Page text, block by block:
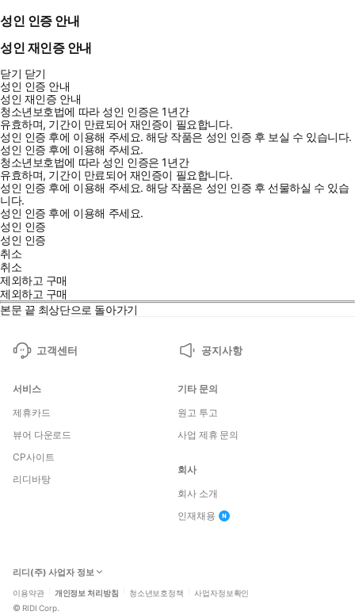
성인 인증 안내
성인 재인증 안내
닫기 닫기
성인 인증 안내
성인 재인증 안내
청소년보호법에 따라 성인 인증은 1년간
유효하며, 기간이 만료되어 재인증이 필요합니다.
성인 인증 후에 이용해 주세요.해당 작품은 성인 인증 후 보실 수 있습니다.
성인 인증 후에 이용해 주세요.
청소년보호법에 따라 성인 인증은 1년간
유효하며, 기간이 만료되어 재인증이 필요합니다.
성인 인증 후에 이용해 주세요.해당 작품은 성인 인증 후 선물하실 수 있습
니다.
성인 인증 후에 이용해 주세요.
성인 인증
성인 인증
취소
취소
제외하고 구매
제외하고 구매
본문 끝 최상단으로 돌아가기
고객센터 공지사항
서비스
제휴카드
뷰어 다운로드
CP사이트
리디바탕
기타 문의
원고 투고
사업 제휴 문의
회사
회사 소개
인재채용
리디(주) 사업자 정보
이용약관 개인정보 처리방침 청소년보호정책 사업자정보확인
© RIDI Corp.